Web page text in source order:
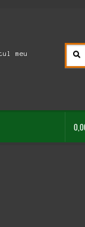
meu
Caută
după:
Caută